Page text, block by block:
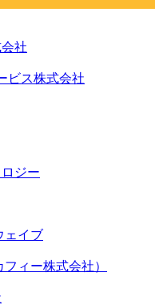
社
ビス株式会社
ジー
ェイブ
ィー株式会社）